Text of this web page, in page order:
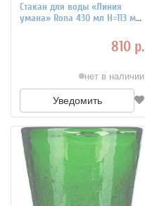
Стакан для воды «Линия
умана» Rona 430 мл H=113 мм
810 р.
нет в наличии
Уведомить